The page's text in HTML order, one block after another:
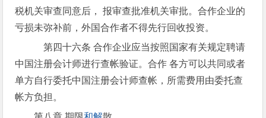
税机关审查同意后， 报审查批准机关审批。合作企业的
亏损未弥补前，外国合作者不得先行回收投资。
第四十六条 合作企业应当按照国家有关规定聘请
中国注册会计师进行查帐验证。合作 各方可以共同或者
单方自行委托中国注册会计师查帐，所需费用由委托查
帐方负担。